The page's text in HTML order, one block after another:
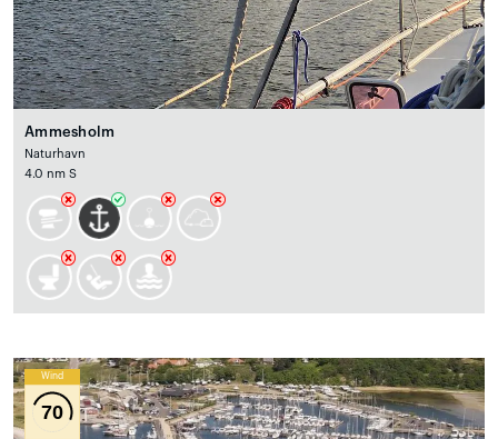
Ammesholm
Naturhavn
4.0 nm S
Wind
70